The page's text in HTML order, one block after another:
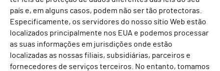
país e, em alguns casos, podem não ser tão protectoras.
Especificamente, os servidores do nosso sítio Web estão
localizados principalmente nos EUA e podemos processar
as suas informações em jurisdições onde estão
localizadas as nossas filiais, subsidiárias, parceiros e
fornecedores de serviços terceiros. No entanto, tomamos